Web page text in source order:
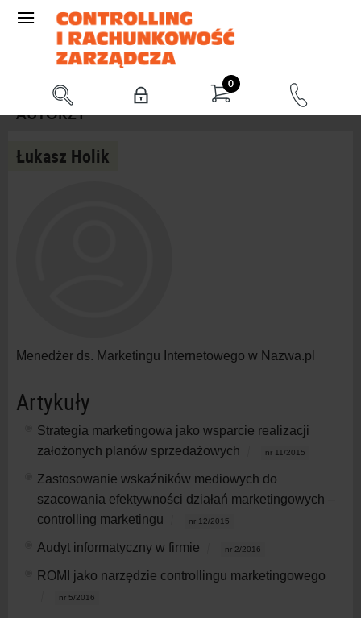
0
AUTORZY
Łukasz Holik
Menedżer ds. Marketingu Internetowego w Nazwa.pl
Artykuły
Strategia marketingowa jako wsparcie realizacji
założonych planów sprzedażowych
nr 11/2015
Zastosowanie wskaźników mediowych do
szacowania efektywności działań marketingowych –
controlling marketingu
nr 12/2015
Audyt informatyczny w firmie nr 2/2016
ROMI jako narzędzie controllingu marketingowego
nr 5/2016